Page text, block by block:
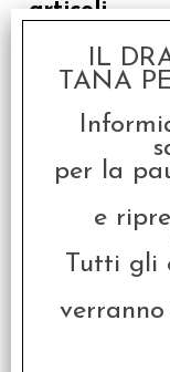
articoli
€
IL
TANA
per la
e
Tutti gli